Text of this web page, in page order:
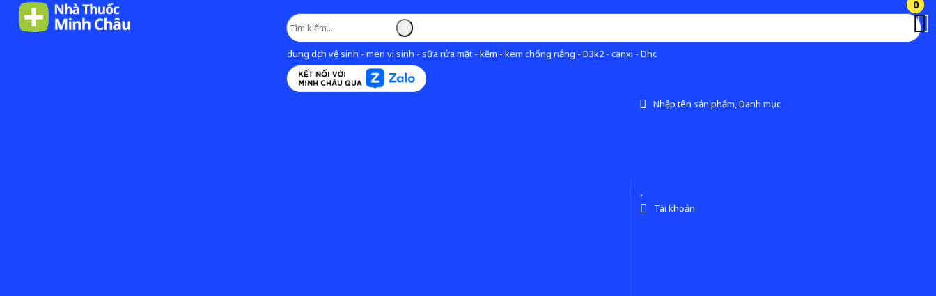
dung dịch vệ sinh - men vi sinh - sữa rửa mặt - kẽm - kem chống nắng - D3k2 - canxi - Dhc
Nhập tên sản phẩm, Danh mục
0
Tài khoản
0